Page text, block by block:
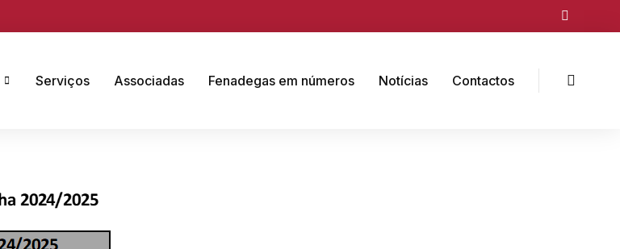
Serviços Associadas Fenadegas em números Notícias Contactos